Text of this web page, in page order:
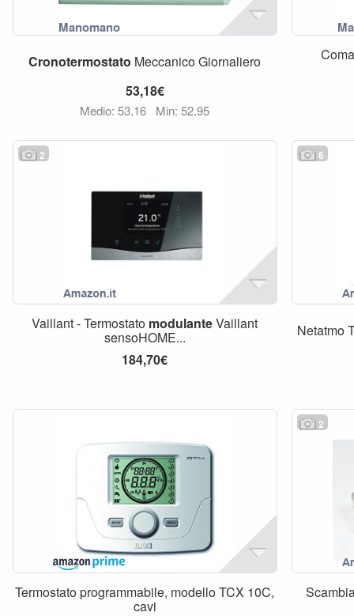
Cronotermostato Meccanico Giornaliero
53,18€
Medio: 53,16 Min: 52,95
2
Vaillant - Termostato modulanteVaillant
sensoHOME...
184,70€
6
Netatmo
Termostato programmabile, modello TCX 10C,
cavi
2